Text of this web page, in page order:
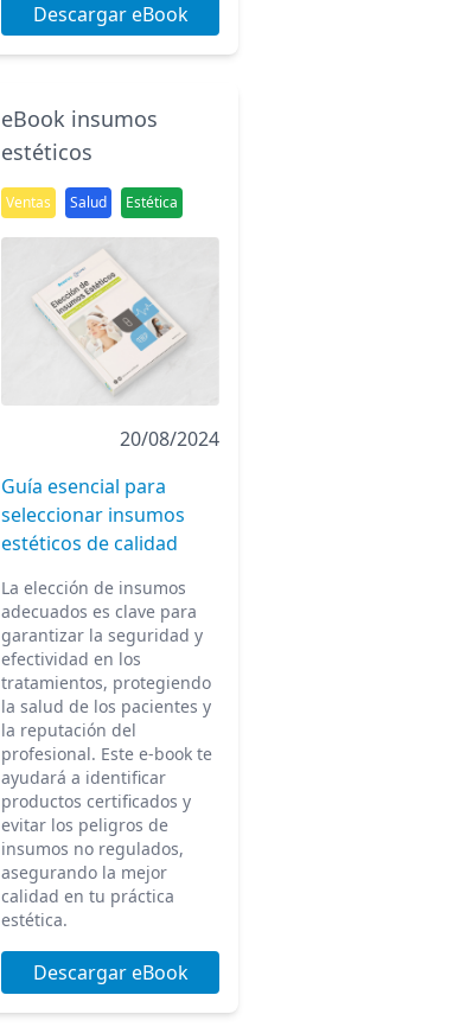
Descargar eBook
eBook insumos
estéticos
Ventas Salud Estética
20/08/2024
Guía esencial para
seleccionar insumos
estéticos de calidad
La elección de insumos
adecuados es clave para
garantizar la seguridad y
efectividad en los
tratamientos, protegiendo
la salud de los pacientes y
la reputación del
profesional. Este e-book te
ayudará a identificar
productos certificados y
evitar los peligros de
insumos no regulados,
asegurando la mejor
calidad en tu práctica
estética.
Descargar eBook